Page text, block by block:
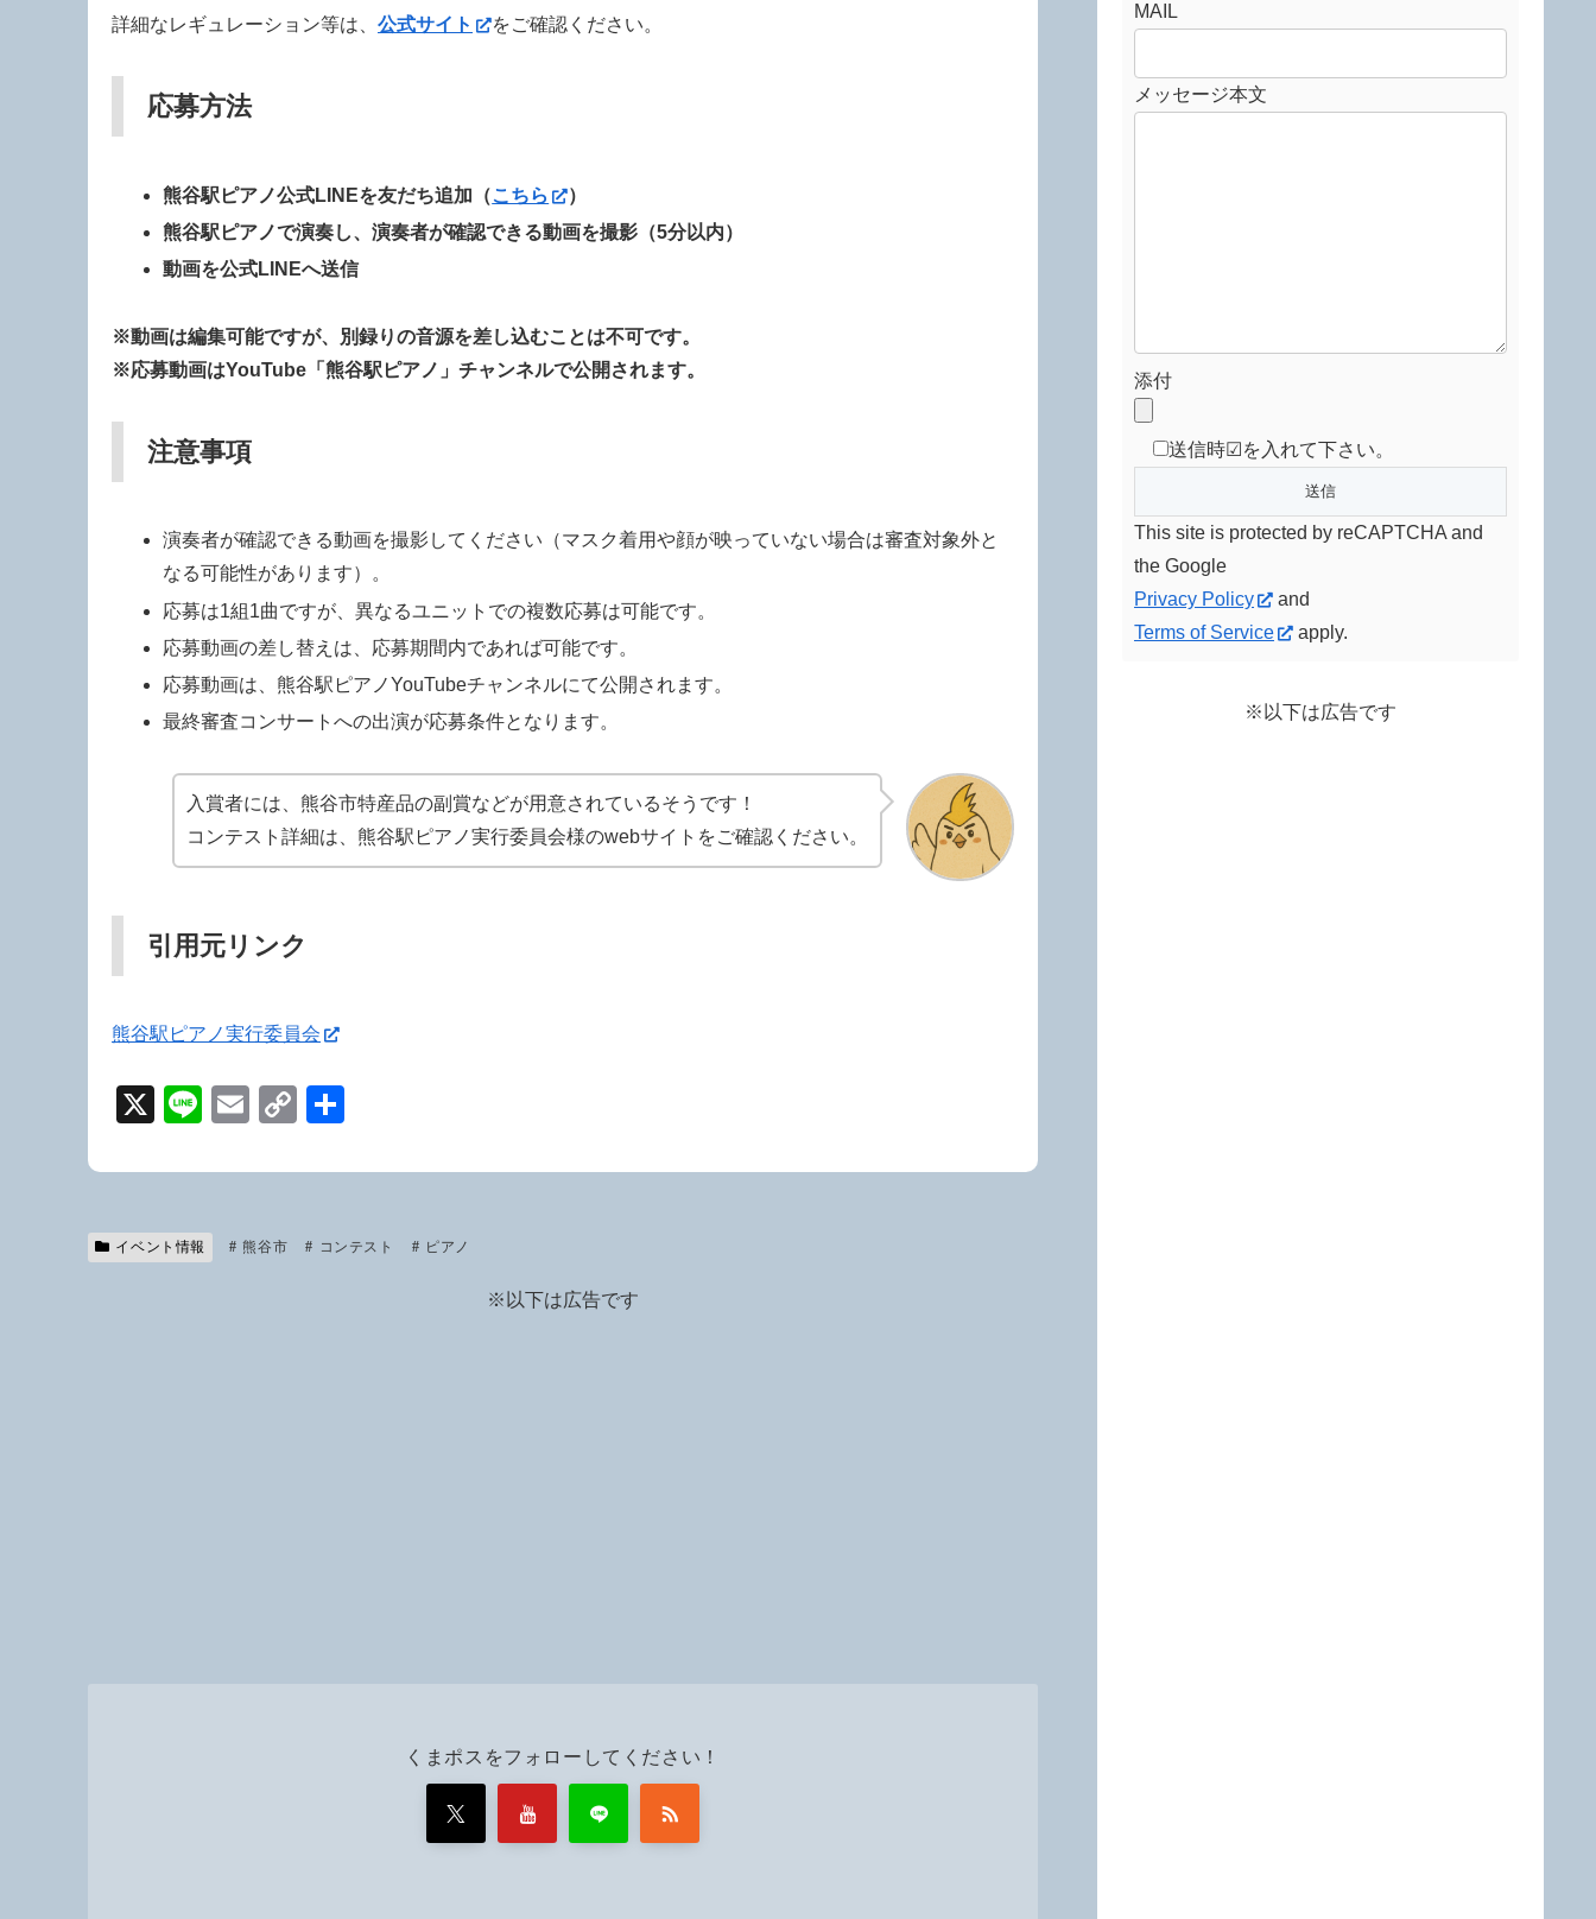
詳細なレギュレーション等は、 公式サイト をご確認ください。
応募方法
熊谷駅ピアノ公式LINEを友だち追加（こちら
）
熊谷駅ピアノで演奏し、演奏者が確認できる動画を撮影（5分以内）
動画を公式LINEへ送信
※動画は編集可能ですが、別録りの音源を差し込むことは不可です。
※応募動画はYouTube「熊谷駅ピアノ」チャンネルで公開されます。
注意事項
演奏者が確認できる動画を撮影してください（マスク着用や顔が映っていない場合は審査対象外と
なる可能性があります）。
応募は1組1曲ですが、異なるユニットでの複数応募は可能です。
応募動画の差し替えは、応募期間内であれば可能です。
応募動画は、熊谷駅ピアノYouTubeチャンネルにて公開されます。
最終審査コンサートへの出演が応募条件となります。
入賞者には、熊谷市特産品の副賞などが用意されているそうです！
コンテスト詳細は、熊谷駅ピアノ実行委員会様のwebサイトをご確認ください。
引用元リンク
熊谷駅ピアノ実行委員会
X
Li
e
E
ail
C
p
Li
イベント情報 熊谷市 コンテスト ピアノ
※以下は広告です
くまポスをフォローしてください！
MAIL
メッセージ本文
添付
送信時☑を入れて下さい。
This site is protected by reCAPTCHA and
the Google
Privacy Policy
and
Terms of Service
apply.
※以下は広告です